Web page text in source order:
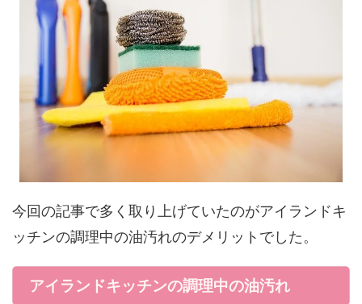
今回の記事で多く取り上げていたのがアイランドキ
ッチンの調理中の油汚れのデメリットでした。
アイランドキッチンの調理中の油汚れ